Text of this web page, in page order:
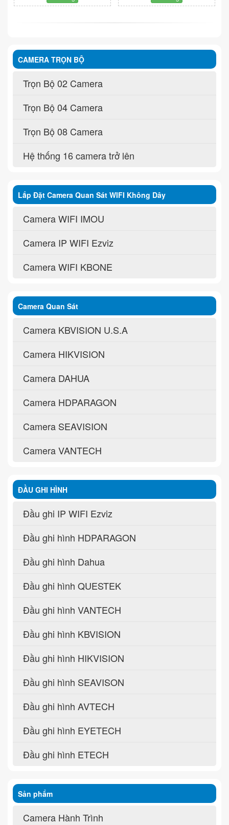
CAMERA TRỌN BỘ
Trọn Bộ 02 Camera
Trọn Bộ 04 Camera
Trọn Bộ 08 Camera
Hệ thống 16 camera trở lên
Lắp Đặt Camera Quan Sát WIFI Không Dây
Camera WIFI IMOU
Camera IP WIFI Ezviz
Camera WIFI KBONE
Camera Quan Sát
Camera KBVISION U.S.A
Camera HIKVISION
Camera DAHUA
Camera HDPARAGON
Camera SEAVISION
Camera VANTECH
ĐẦU GHI HÌNH
Đầu ghi IP WIFI Ezviz
Đầu ghi hình HDPARAGON
Đầu ghi hình Dahua
Đầu ghi hình QUESTEK
Đầu ghi hình VANTECH
Đầu ghi hình KBVISION
Đầu ghi hình HIKVISION
Đầu ghi hình SEAVISON
Đầu ghi hình AVTECH
Đầu ghi hình EYETECH
Đầu ghi hình ETECH
Sản phẩm
Camera Hành Trình